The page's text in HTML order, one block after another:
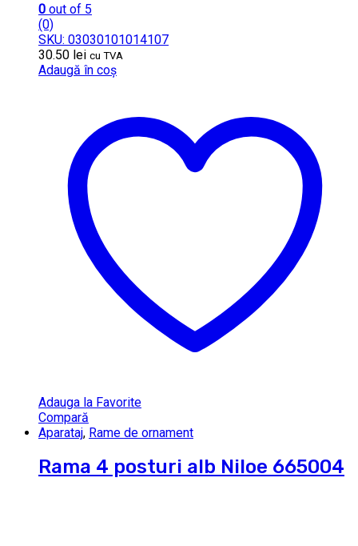
0 out of 5
(0)
SKU: 03030101014107
30.50 lei cu TVA
Adaugă în coș
Adauga la Favorite
Compară
Aparataj, Rame de ornament
Rama 4 posturi alb Niloe 665004